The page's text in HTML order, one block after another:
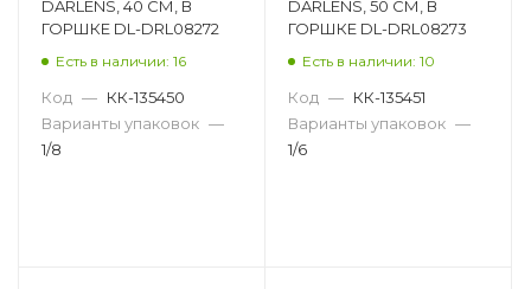
DARLENS, 40 СМ, В
ГОРШКЕ DL-DRL08272
Есть в наличии: 16
Код — КК-135450
Варианты упаковок —
1/8
DARLENS, 50 СМ, В
ГОРШКЕ DL-DRL08273
Есть в наличии: 10
Код — КК-135451
Варианты упаковок —
1/6